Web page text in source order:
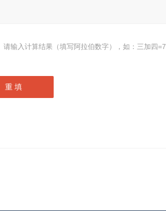
请输入计算结果（填写阿拉伯数字），如：三加四=7